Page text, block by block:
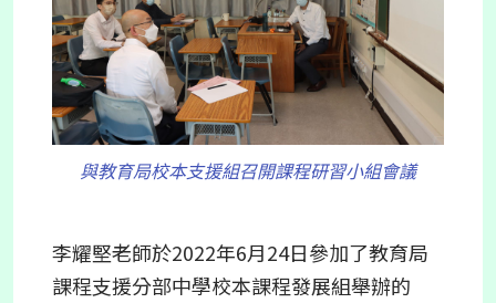
與教育局校本支援組召開課程研習小組會議
李耀堅老師於2022年6月24日參加了教育局
課程支援分部中學校本課程發展組舉辦的